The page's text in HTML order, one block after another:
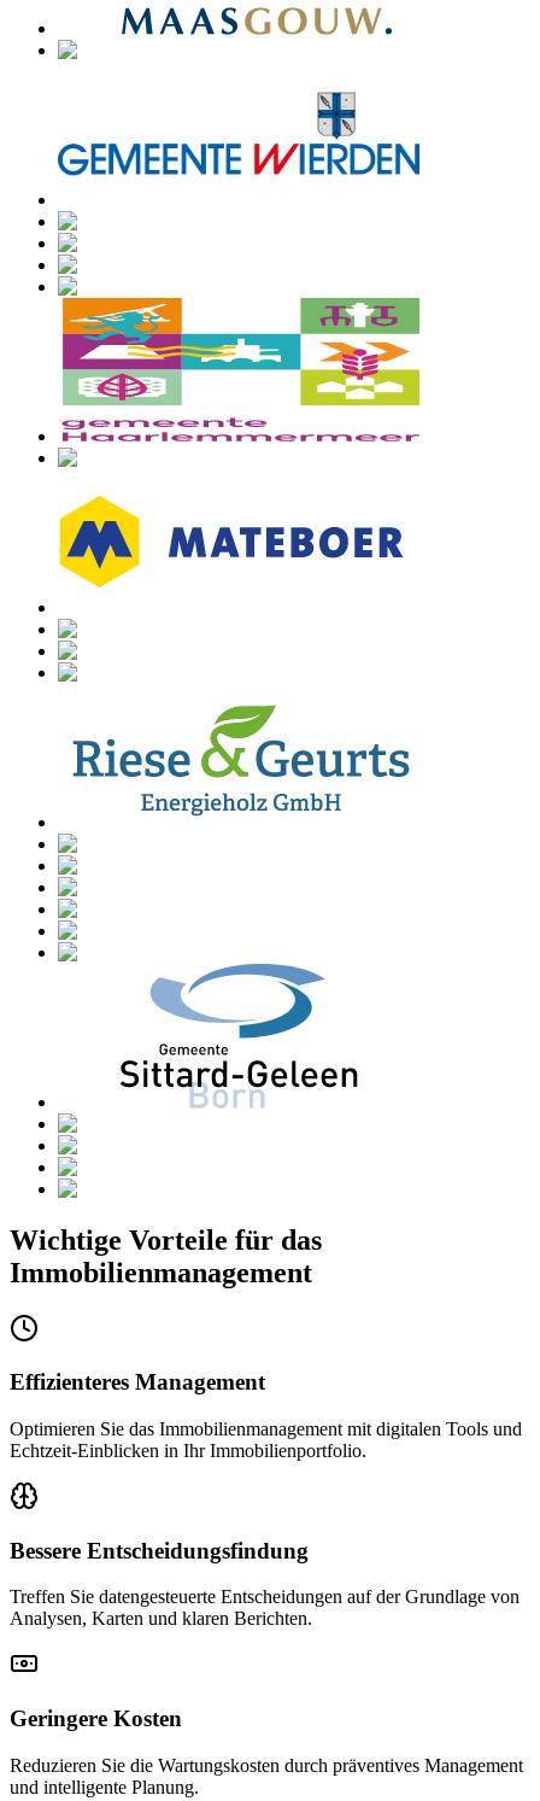
Wichtige Vorteile für das
Immobilienmanagement
Effizienteres Management
Optimieren Sie das Immobilienmanagement mit digitalen Tools und
Echtzeit-Einblicken in Ihr Immobilienportfolio.
Bessere Entscheidungsfindung
Treffen Sie datengesteuerte Entscheidungen auf der Grundlage von
Analysen, Karten und klaren Berichten.
Geringere Kosten
Reduzieren Sie die Wartungskosten durch präventives Management
und intelligente Planung.